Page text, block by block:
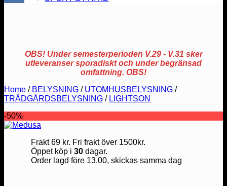
OBS! Under semesterperioden V.29 - V.31 sker
utleveranser sporadiskt och under begränsad
omfattning. OBS!
Home / BELYSNING / UTOMHUSBELYSNING /
TRÄDGÅRDSBELYSNING / LIGHTSON
-50%
Frakt 69 kr. Fri frakt över 1500kr.
Öppet köp i 30dagar.
Order lagd före 13.00, skickas samma dag